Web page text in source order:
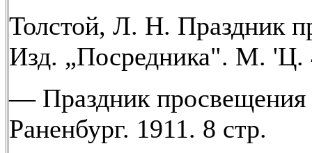
Толстой, Л. Н. Праздник
Изд. „Посредника". М. 'Ц.
— Праздник просвещения
Раненбург. 1911. 8 стр.